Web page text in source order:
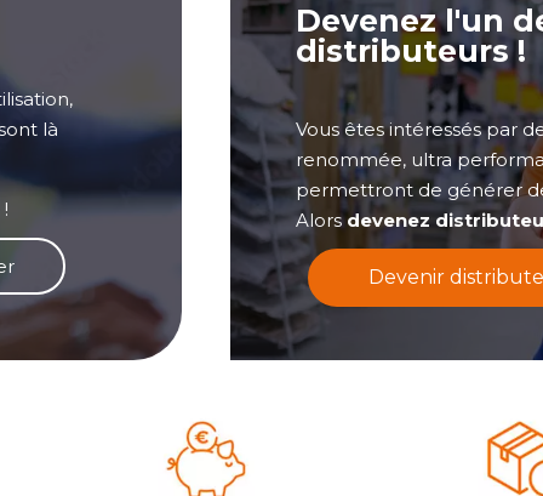
là
Devenez l'un
distributeurs !
Vous êtes intéressés par
renommée, ultra
permettront de générer
Alors devenez
Devenir